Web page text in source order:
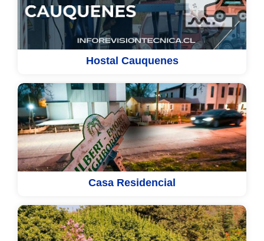
Hostal Cauquenes
Casa Residencial